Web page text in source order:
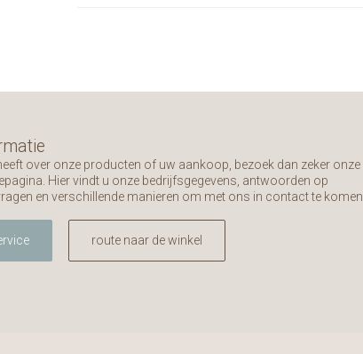
over onze producten of uw aankoop, bezoek dan zeker onze
Hier vindt u onze bedrijfsgegevens, antwoorden op
en verschillende manieren om met ons in contact te komen.
route naar de winkel